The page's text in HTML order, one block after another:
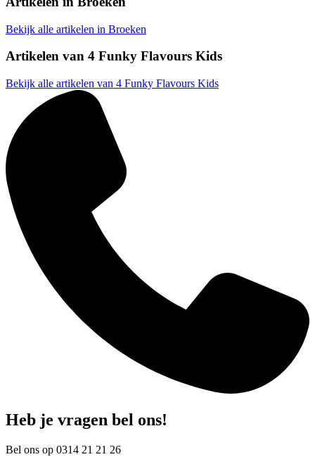
Bekijk alle artikelen in Broeken
Artikelen van 4 Funky Flavours Kids
Bekijk alle artikelen van 4 Funky Flavours Kids
Heb je vragen bel ons!
Bel ons op 0314 21 21 26